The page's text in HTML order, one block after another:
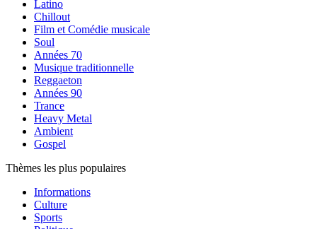
Latino
Chillout
Film et Comédie musicale
Soul
Années 70
Musique traditionnelle
Reggaeton
Années 90
Trance
Heavy Metal
Ambient
Gospel
Thèmes les plus populaires
Informations
Culture
Sports